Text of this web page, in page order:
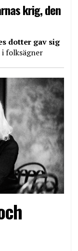
krig, den
dotter gav sig
folksägner